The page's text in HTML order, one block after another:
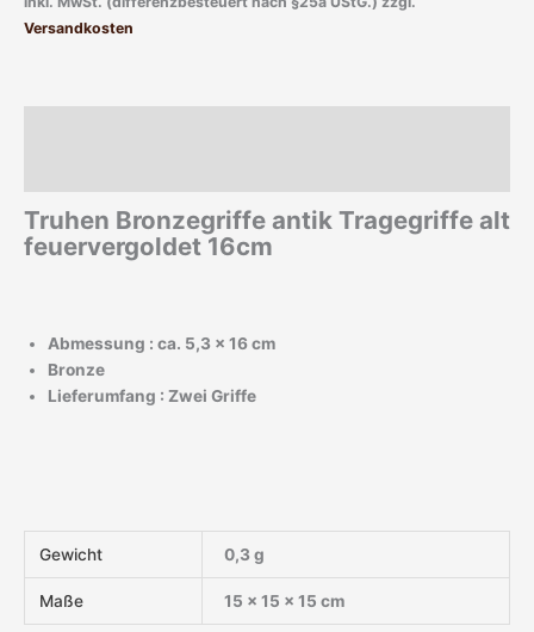
Versandkosten
Truhen Bronzegriffe antik Tragegriffe alt
feuervergoldet 16cm
Abmessung : ca. 5,3 x 16 cm
Bronze
Lieferumfang : Zwei Griffe
Gewicht 0,3 g
Maße 15 × 15 × 15 cm